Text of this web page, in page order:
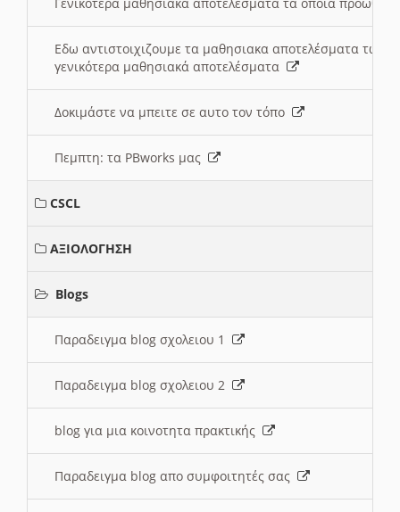
Εδω αντιστοιχιζουμε τα μαθησιακα αποτελέσματα
γενικότερα μαθησιακά αποτελέσματα
Δοκιμάστε να μπειτε σε αυτο τον τόπο
Πεμπτη: τα PBworks μας
CSCL
ΑΞΙΟΛΟΓΗΣΗ
Blogs
Παραδειγμα blog σχολειου 1
Παραδειγμα blog σχολειου 2
blog για μια κοινοτητα πρακτικής
Παραδειγμα blog απο συμφοιτητές σας